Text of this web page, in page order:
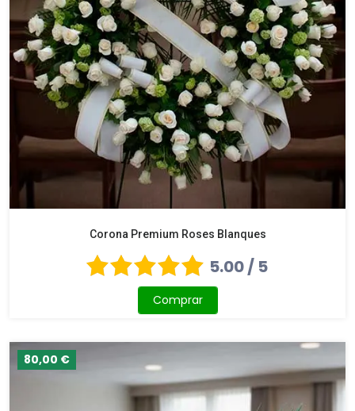
Corona Premium Roses Blanques
5.00 / 5
Comprar
80,00 €